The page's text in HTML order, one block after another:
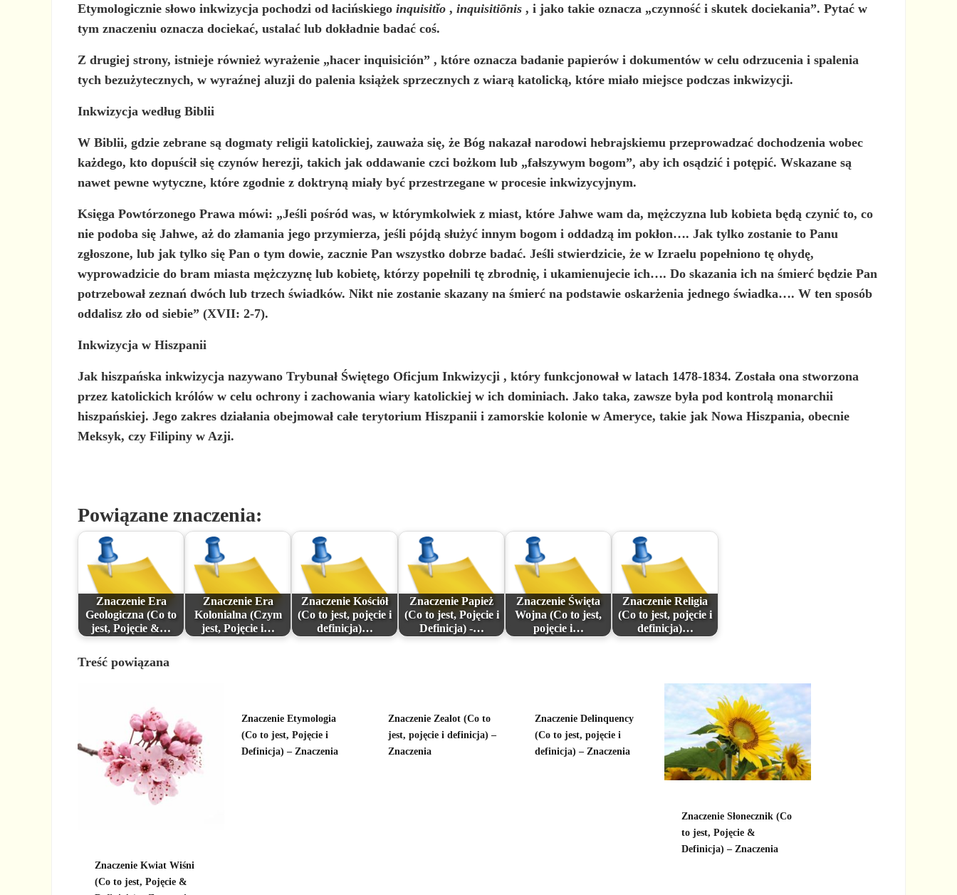
Etymologicznie słowo inkwizycja pochodzi od łacińskiegoinquisitĭo ,inquisitiōnis , i jako takie oznacza „czynność i skutek dociekania”. Pytać w
tym znaczeniu oznacza dociekać, ustalać lub dokładnie badać coś.
Z drugiej strony, istnieje również wyrażenie „hacer inquisición” , które oznacza badanie papierów i dokumentów w celu odrzucenia i spalenia
tych bezużytecznych, w wyraźnej aluzji do palenia książek sprzecznych z wiarą katolicką, które miało miejsce podczas inkwizycji.
Inkwizycja według Biblii
W Biblii, gdzie zebrane są dogmaty religii katolickiej, zauważa się, że Bóg nakazał narodowi hebrajskiemu przeprowadzać dochodzenia wobec
każdego, kto dopuścił się czynów herezji, takich jak oddawanie czci bożkom lub „fałszywym bogom”, aby ich osądzić i potępić. Wskazane są
nawet pewne wytyczne, które zgodnie z doktryną miały być przestrzegane w procesie inkwizycyjnym.
Księga Powtórzonego Prawa mówi: „Jeśli pośród was, w którymkolwiek z miast, które Jahwe wam da, mężczyzna lub kobieta będą czynić to, co
nie podoba się Jahwe, aż do złamania jego przymierza, jeśli pójdą służyć innym bogom i oddadzą im pokłon…. Jak tylko zostanie to Panu
zgłoszone, lub jak tylko się Pan o tym dowie, zacznie Pan wszystko dobrze badać. Jeśli stwierdzicie, że w Izraelu popełniono tę ohydę,
wyprowadzicie do bram miasta mężczyznę lub kobietę, którzy popełnili tę zbrodnię, i ukamienujecie ich…. Do skazania ich na śmierć będzie Pan
potrzebował zeznań dwóch lub trzech świadków. Nikt nie zostanie skazany na śmierć na podstawie oskarżenia jednego świadka…. W ten sposób
oddalisz zło od siebie” (XVII: 2-7).
Inkwizycja w Hiszpanii
Jakhiszpańska inkwizycja nazywanoTrybunał Świętego Oficjum Inkwizycji , który funkcjonował w latach 1478-1834. Została ona stworzona
przez katolickich królów w celu ochrony i zachowania wiary katolickiej w ich dominiach. Jako taka, zawsze była pod kontrolą monarchii
hiszpańskiej. Jego zakres działania obejmował całe terytorium Hiszpanii i zamorskie kolonie w Ameryce, takie jak Nowa Hiszpania, obecnie
Meksyk, czy Filipiny w Azji.
Powiązane znaczenia:
Znaczenie Era
Geologiczna (Co to
jest, Pojęcie &…
Znaczenie Era
Kolonialna (Czym
jest, Pojęcie i…
Znaczenie Kościół
(Co to jest, pojęcie i
definicja)…
Znaczenie Papież
(Co to jest, Pojęcie i
Definicja) -…
Znaczenie Święta
Wojna (Co to jest,
pojęcie i…
Znaczenie Religia
(Co to jest, pojęcie i
definicja)…
Treść powiązana
Znaczenie Kwiat Wiśni
(Co to jest, Pojęcie &
Znaczenie Etymologia
(Co to jest, Pojęcie i
Definicja) – Znaczenia
Znaczenie Zealot (Co to
jest, pojęcie i definicja) –
Znaczenia
Znaczenie Delinquency
(Co to jest, pojęcie i
definicja) – Znaczenia
Znaczenie Słonecznik (Co
to jest, Pojęcie &
Definicja) – Znaczenia